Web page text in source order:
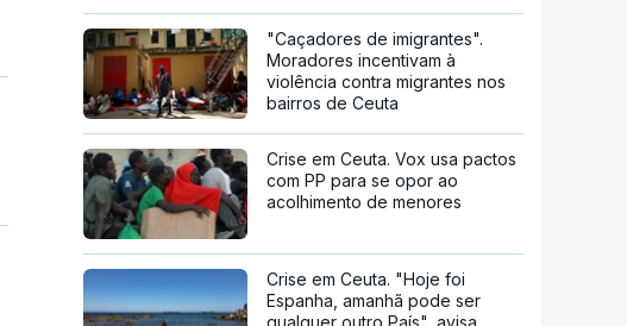
"Caçadores de imigrantes".
Moradores incentivam à
violência contra migrantes nos
bairros de Ceuta
Crise em Ceuta. Vox usa pactos
com PP para se opor ao
acolhimento de menores
Crise em Ceuta. "Hoje foi
Espanha, amanhã pode ser
qualquer outro País", avisa